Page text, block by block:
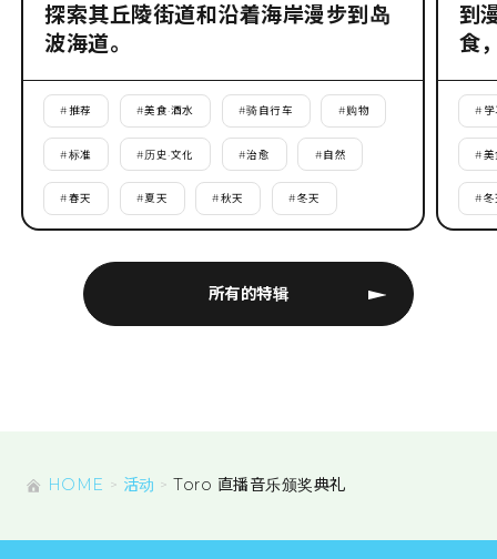
所有的特辑
探索其丘陵街道和沿着海岸漫步到岛
波海道。
#推荐 #美食·酒水 #骑自行车 #购物
#标准 #历史·文化 #治愈 #自然
#春天 #夏天 #秋天 #冬天
到
食
# 学
#美
#冬
HOME 活动 Toro 直播音乐颁奖典礼